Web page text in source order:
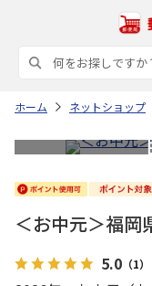
ホーム ネットショップ
＜お中元＞福岡
5.0 （1）